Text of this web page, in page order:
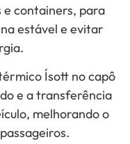
containers, para
estável e evitar
Ísott no capô
e a transferência
melhorando o